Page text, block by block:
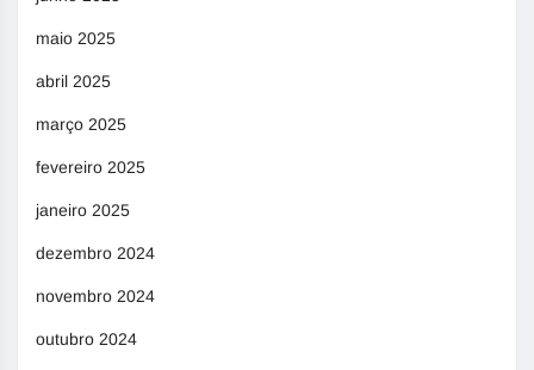
maio 2025
abril 2025
março 2025
fevereiro 2025
janeiro 2025
dezembro 2024
novembro 2024
outubro 2024